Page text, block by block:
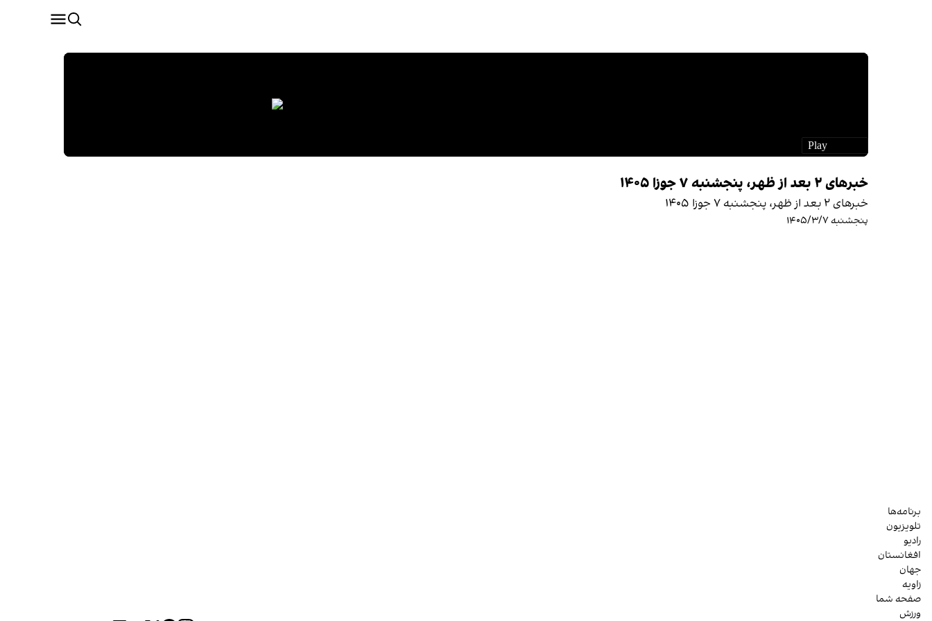
خبرهای ۲ بعد از ظهر، پنجشنبه ۷ جوزا ۱۴۰۵
خبرهای ۲ بعد از ظهر، پنجشنبه ۷ جوزا ۱۴۰۵
پنجشنبه ۱۴۰۵/۳/۷
برنامه‌ها
تلویزیون
رادیو
افغانستان
جهان
زاویه
صفحه شما
ورزش